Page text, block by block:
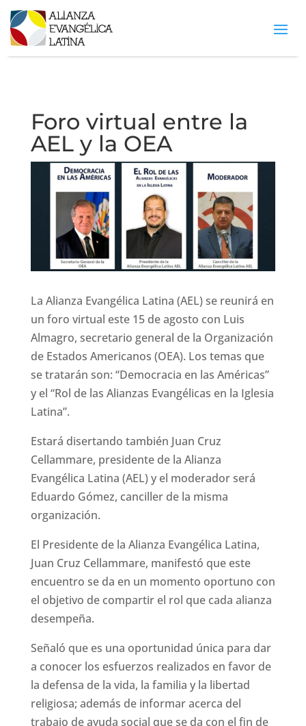
Foro virtual entre la
AEL y la OEA
La Alianza Evangélica Latina (AEL) se reunirá en
un foro virtual este 15 de agosto con Luis
Almagro, secretario general de la Organización
de Estados Americanos (OEA). Los temas que
se tratarán son: “Democracia en las Américas”
y el “Rol de las Alianzas Evangélicas en la Iglesia
Latina”.
Estará disertando también Juan Cruz
Cellammare, presidente de la Alianza
Evangélica Latina (AEL) y el moderador será
Eduardo Gómez, canciller de la misma
organización.
El Presidente de la Alianza Evangélica Latina,
Juan Cruz Cellammare, manifestó que este
encuentro se da en un momento oportuno con
el objetivo de compartir el rol que cada alianza
desempeña.
Señaló que es una oportunidad única para dar
a conocer los esfuerzos realizados en favor de
la defensa de la vida, la familia y la libertad
religiosa; además de informar acerca del
trabajo de ayuda social que se da con el fin de